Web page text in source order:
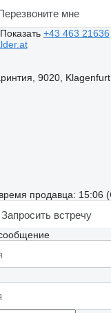
мне
Показать +43 463 21636
9020,
продавца: 15:06
Запросить встречу